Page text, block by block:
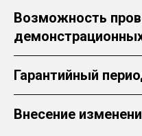
Возможность
Гарантийный
Внесение